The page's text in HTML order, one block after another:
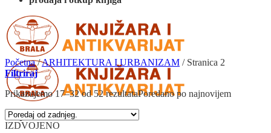
Početna /ARHITEKTURA I URBANIZAM /Stranica 2
Filtriraj
Prikazujemo 17–32 od 52 rezultataPoredano po najnovijem
IZDVOJENO